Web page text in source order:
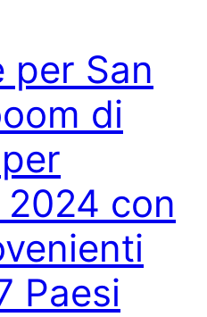
per San
di
2024 con
Paesi